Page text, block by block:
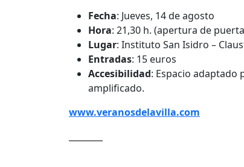
Fecha: Jueves, 14 de agosto
Hora: 21,30 h. (apertura de
Lugar: Instituto San Isidro –
Entradas: 15 euros
Accesibilidad: Espacio adaptado
amplificado.
www.veranosdelavilla.com